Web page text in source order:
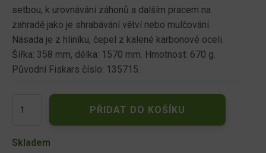
setbou, k urovnávání záhonů a dalším pracem na
zahradě jako je shrabávání větví nebo mulčování.
Násada je z hliníku, čepel z kalené karbonové oceli.
Šířka: 358 mm, délka: 1570 mm. Hmotnost: 670 g.
Původní Fiskars číslo: 135715.
FISKARS
univerzální
PŘIDAT DO KOŠÍKU
Skladem